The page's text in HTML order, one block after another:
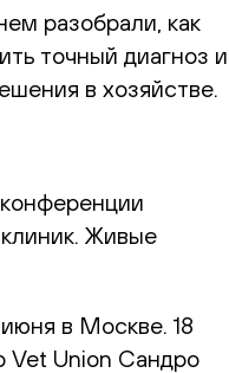
разобрали, как
точный диагноз и
в хозяйстве.
Живые
в Москве. 18
Vet Union Сандро